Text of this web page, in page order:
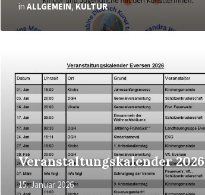
in ALLGEMEIN,KULTUR
Veranstaltungskalender 2026
15. Januar 2026